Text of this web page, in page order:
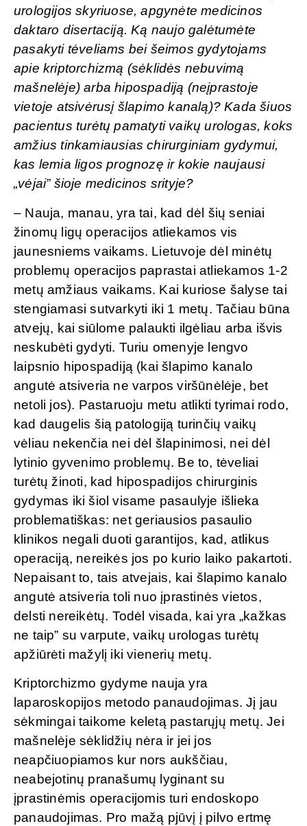
urologijos skyriuose, apgynėte medicinos
daktaro disertaciją. Ką naujo galėtumėte
pasakyti tėveliams bei šeimos gydytojams
apie kriptorchizmą (sėklidės nebuvimą
mašnelėje) arba hipospadiją (neįprastoje
vietoje atsivėrusį šlapimo kanalą)? Kada šiuos
pacientus turėtų pamatyti vaikų urologas, koks
amžius tinkamiausias chirurginiam gydymui,
kas lemia ligos prognozę ir kokie naujausi
„vėjai” šioje medicinos srityje?
– Nauja, manau, yra tai, kad dėl šių seniai
žinomų ligų operacijos atliekamos vis
jaunesniems vaikams. Lietuvoje dėl minėtų
problemų operacijos paprastai atliekamos 1-2
metų amžiaus vaikams. Kai kuriose šalyse tai
stengiamasi sutvarkyti iki 1 metų. Tačiau būna
atvejų, kai siūlome palaukti ilgėliau arba išvis
neskubėti gydyti. Turiu omenyje lengvo
laipsnio hipospadiją (kai šlapimo kanalo
angutė atsiveria ne varpos viršūnėlėje, bet
netoli jos). Pastaruoju metu atlikti tyrimai rodo,
kad daugelis šią patologiją turinčių vaikų
vėliau nekenčia nei dėl šlapinimosi, nei dėl
lytinio gyvenimo problemų. Be to, tėveliai
turėtų žinoti, kad hipospadijos chirurginis
gydymas iki šiol visame pasaulyje išlieka
problematiškas: net geriausios pasaulio
klinikos negali duoti garantijos, kad, atlikus
operaciją, nereikės jos po kurio laiko pakartoti.
Nepaisant to, tais atvejais, kai šlapimo kanalo
angutė atsiveria toli nuo įprastinės vietos,
delsti nereikėtų. Todėl visada, kai yra „kažkas
ne taip” su varpute, vaikų urologas turėtų
apžiūrėti mažylį iki vienerių metų.
Kriptorchizmo gydyme nauja yra
laparoskopijos metodo panaudojimas. Jį jau
sėkmingai taikome keletą pastarųjų metų. Jei
mašnelėje sėklidžių nėra ir jei jos
neapčiuopiamos kur nors aukščiau,
neabejotinų pranašumų lyginant su
įprastinėmis operacijomis turi endoskopo
panaudojimas. Pro mažą pjūvį į pilvo ertmę